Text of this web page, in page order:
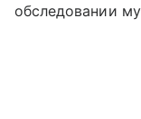
обследовании